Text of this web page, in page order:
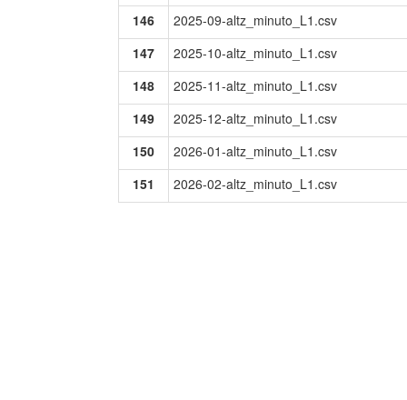
146
2025-09-altz_minuto_L1.csv
147
2025-10-altz_minuto_L1.csv
148
2025-11-altz_minuto_L1.csv
149
2025-12-altz_minuto_L1.csv
150
2026-01-altz_minuto_L1.csv
151
2026-02-altz_minuto_L1.csv